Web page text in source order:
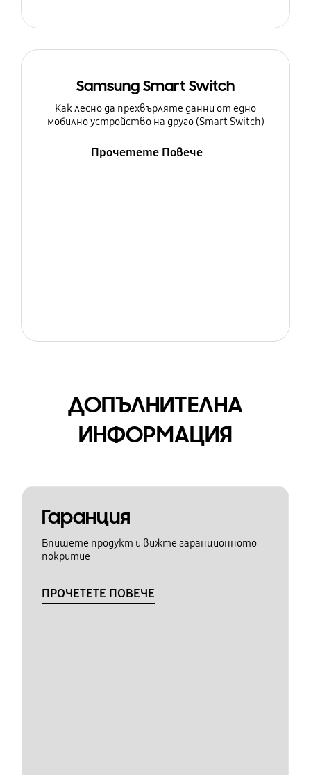
Samsung Smart Switch
Как лесно да прехвърляте данни от едно
мобилно устройство на друго (Smart Switch)
Прочетете Повече
ДОПЪЛНИТЕЛНА
ИНФОРМАЦИЯ
Гаранция
Впишете продукт и вижте гаранционното
покритие
ПРОЧЕТЕТЕ ПОВЕЧЕ